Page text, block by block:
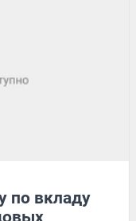
по вкладу